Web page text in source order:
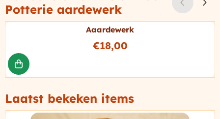
Potterie aardewerk
Aaardewerk
Prijs: 18,00
€18,00
Laatst bekeken items